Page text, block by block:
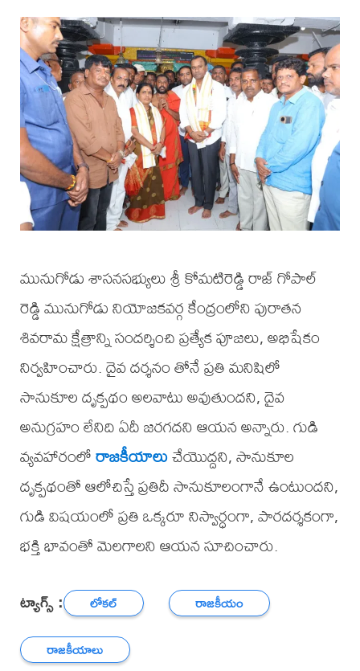
మునుగోడు శాసనసభ్యులు శ్రీ కోమటిరెడ్డి రాజ్ గోపాల్
రెడ్డి మునుగోడు నియోజకవర్గ కేంద్రంలోని పురాతన
శివరామ క్షేత్రాన్ని సందర్శించి ప్రత్యేక పూజలు, అభిషేకం
నిర్వహించారు. దైవ దర్శనం తోనే ప్రతి మనిషిలో
సానుకూల దృక్పథం అలవాటు అవుతుందని, దైవ
అనుగ్రహం లేనిది ఏదీ జరగదని ఆయన అన్నారు. గుడి
వ్యవహారంలోరాజకీయాలుచేయొద్దని, సానుకూల
దృక్పథంతో ఆలోచిస్తే ప్రతిదీ సానుకూలంగానే ఉంటుందని,
గుడి విషయంలో ప్రతి ఒక్కరూ నిస్వార్ధంగా, పారదర్శకంగా,
భక్తి భావంతో మెలగాలని ఆయన సూచించారు.
ట్యాగ్స్ : లోకల్
రాజకీయం
రాజకీయాలు